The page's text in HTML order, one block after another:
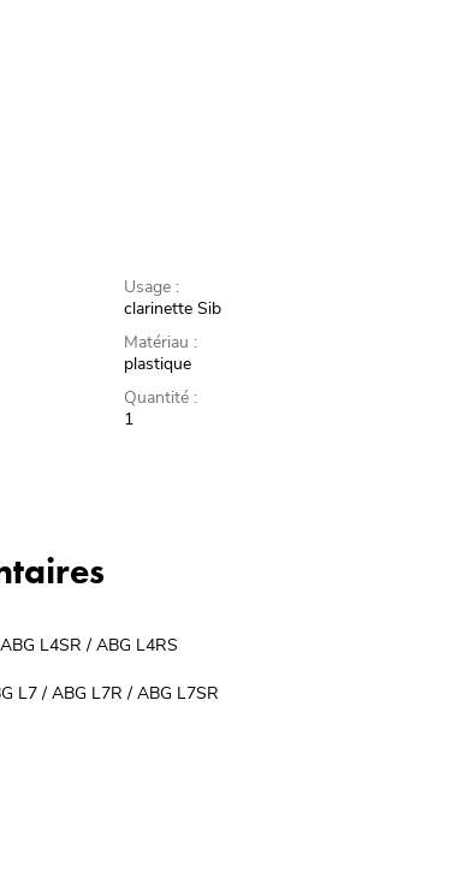
Usage :
clarinette Sib
Matériau :
plastique
Quantité :
1
L4SR / ABG L4RS
L7 / ABG L7R / ABG L7SR